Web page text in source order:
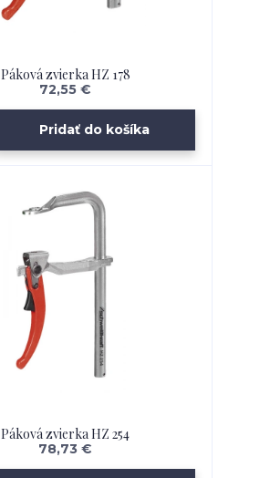
Páková zvierka HZ 178
72,55 €
Pridať do košíka
Páková zvierka HZ 254
78,73 €